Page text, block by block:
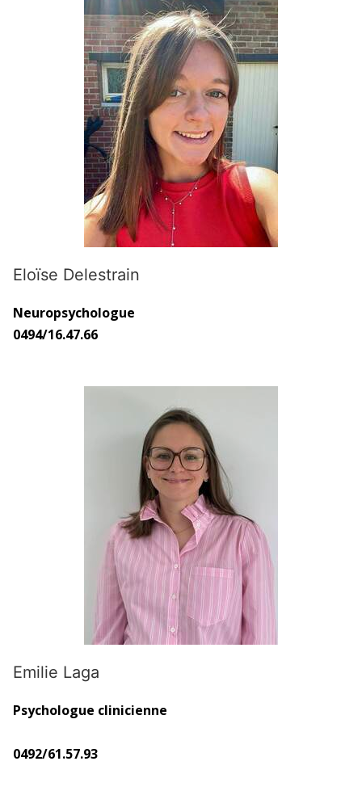
Eloïse Delestrain
Neuropsychologue
0494/16.47.66
Emilie Laga
Psychologue clinicienne
0492/61.57.93